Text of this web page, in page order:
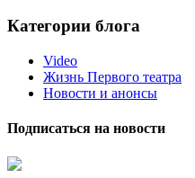
Категории блога
Video
Жизнь Первого театра
Новости и анонсы
Подписаться на новости